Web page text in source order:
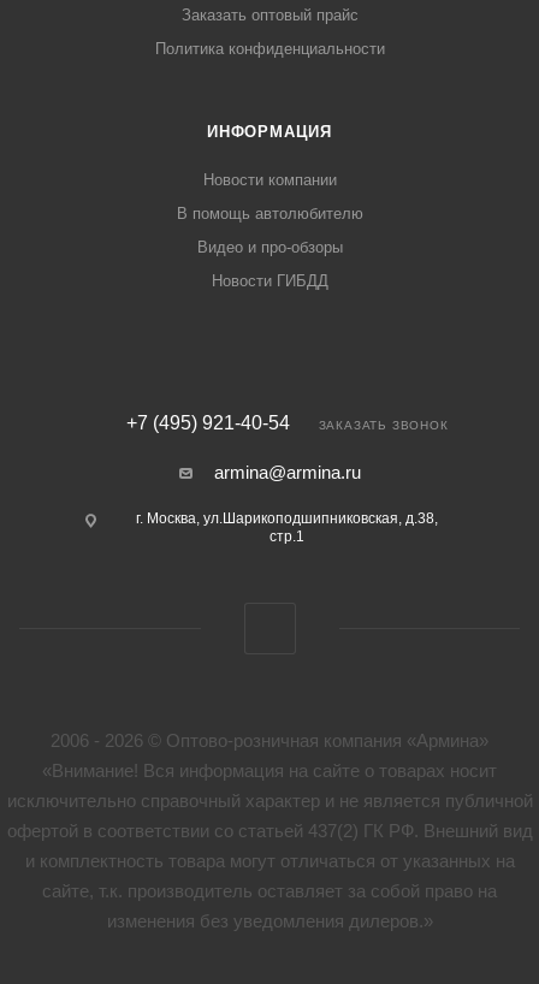
Заказать оптовый прайс
Политика конфиденциальности
ИНФОРМАЦИЯ
Новости компании
В помощь автолюбителю
Видео и про-обзоры
Новости ГИБДД
+7 (495) 921-40-54 ЗАКАЗАТЬ ЗВОНОК
armina@armina.ru
г. Москва, ул.Шарикоподшипниковская, д.38,
стр.1
2006 - 2026 © Оптово-розничная компания «Армина»
«Внимание! Вся информация на сайте о товарах носит
исключительно справочный характер и не является публичной
офертой в соответствии со статьей 437(2) ГК РФ. Внешний вид
и комплектность товара могут отличаться от указанных на
сайте, т.к. производитель оставляет за собой право на
изменения без уведомления дилеров.»